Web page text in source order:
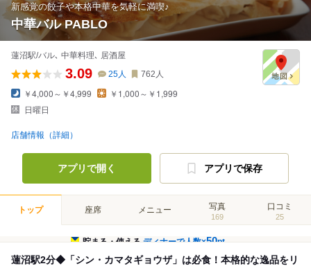
新感覚の餃子や本格中華を気軽に満喫♪
中華バル PABLO
蓮沼駅/バル､ 中華料理､ 居酒屋
3.09 25人 762 人
￥4,000～￥4,999
￥1,000～￥1,999
日曜日
店舗情報（詳細）
アプリで開く アプリで保存
トップ 座席 メニュー 写真
169
口コミ
25
貯まる・使えるディナーで人数×50pt
蓮沼駅2分◆「シン・カマタギョウザ」は必食！本格的な逸品をリ